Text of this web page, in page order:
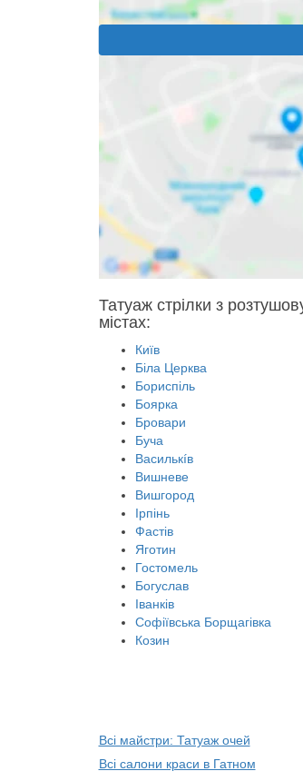
Татуаж стрілки з
містах:
Київ
Біла Церква
Бориспіль
Боярка
Бровари
Буча
Василькíв
Вишневе
Вишгород
Ірпінь
Фастів
Яготин
Гостомель
Богуслав
Іванків
Софіївська Борщагівка
Козин
Всі майстри: Татуаж очей
Всі салони краси в Гатном